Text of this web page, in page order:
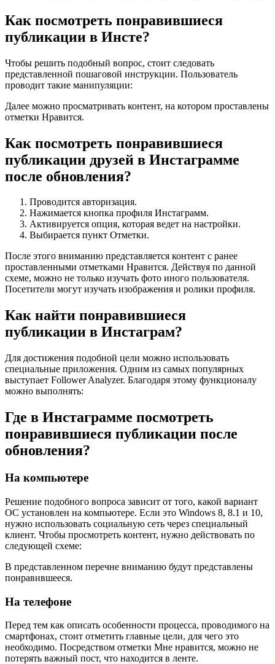
Как посмотреть понравившиеся
публикации в Инсте?
Чтобы решить подобный вопрос, стоит следовать
представленной пошаговой инструкции. Пользователь
проводит такие манипуляции:
Далее можно просматривать контент, на котором проставлены
отметки Нравится.
Как посмотреть понравившиеся
публикации друзей в Инстаграмме
после обновления?
Проводится авторизация.
Нажимается кнопка профиля Инстаграмм.
Активируется опция, которая ведет на настройки.
Выбирается пункт Отметки.
После этого вниманию представляется контент с ранее
проставленными отметками Нравится. Действуя по данной
схеме, можно не только изучать фото иного пользователя.
Посетители могут изучать изображения и ролики профиля.
Как найти понравившиеся
публикации в Инстаграм?
Для достижения подобной цели можно использовать
специальные приложения. Одним из самых популярных
выступает Follower Analyzer. Благодаря этому функционалу
можно выполнять:
Где в Инстаграмме посмотреть
понравившиеся публикации после
обновления?
На компьютере
Решение подобного вопроса зависит от того, какой вариант
ОС установлен на компьютере. Если это Windows 8, 8.1 и 10,
нужно использовать социальную сеть через специальный
клиент. Чтобы просмотреть контент, нужно действовать по
следующей схеме:
В представленном перечне вниманию будут представлены
понравившееся.
На телефоне
Перед тем как описать особенности процесса, проводимого на
смартфонах, стоит отметить главные цели, для чего это
необходимо. Посредством отметки Мне нравится, можно не
потерять важный пост, что находится в ленте.